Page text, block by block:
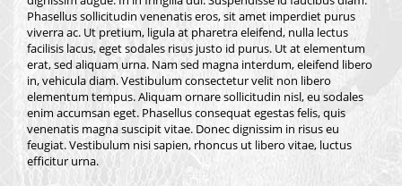
Phasellus sollicitudin venenatis eros, sit amet imperdiet purus
viverra ac. Ut pretium, ligula at pharetra eleifend, nulla lectus
facilisis lacus, eget sodales risus justo id purus. Ut at elementum
erat, sed aliquam urna. Nam sed magna interdum, eleifend libero
in, vehicula diam. Vestibulum consectetur velit non libero
elementum tempus. Aliquam ornare sollicitudin nisl, eu sodales
enim accumsan eget. Phasellus consequat egestas felis, quis
venenatis magna suscipit vitae. Donec dignissim in risus eu
feugiat. Vestibulum nisi sapien, rhoncus ut libero vitae, luctus
efficitur urna.